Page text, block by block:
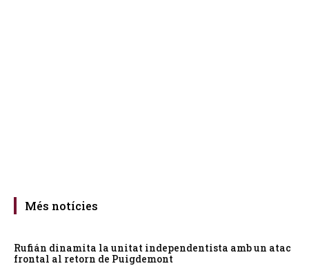
Més notícies
Rufián dinamita la unitat independentista amb un atac
frontal al retorn de Puigdemont